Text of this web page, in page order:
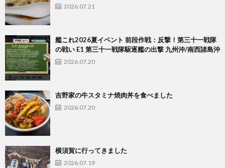
2026.07.21
艦これ2026夏イベント 前段作戦：反撃！第三十一戦隊
の戦い E1 第三十一戦隊駆逐艦の出撃 九州沖/南西諸島沖
2026.07.20
吉野家の牛スタミナ焼肉丼を食べました
2026.07.20
横須賀に行ってきました
2026.07.19